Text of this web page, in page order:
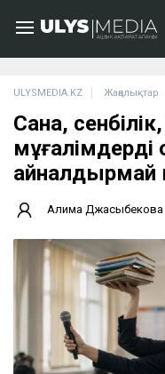
ULYSMEDIA.KZ Жаңалықтар
Санақ,
мұғалімдерді
айналдырмай
Ақлима Джақсыбекова